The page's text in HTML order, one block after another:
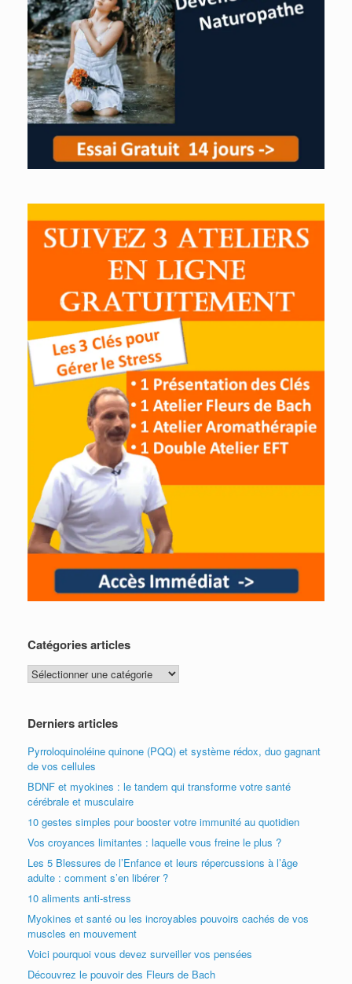
Catégories articles
Catégories
articles
Derniers articles
Pyrroloquinoléine quinone (PQQ) et système rédox, duo gagnant
de vos cellules
BDNF et myokines : le tandem qui transforme votre santé
cérébrale et musculaire
10 gestes simples pour booster votre immunité au quotidien
Vos croyances limitantes : laquelle vous freine le plus ?
Les 5 Blessures de l’Enfance et leurs répercussions à l’âge
adulte : comment s’en libérer ?
10 aliments anti-stress
Myokines et santé ou les incroyables pouvoirs cachés de vos
muscles en mouvement
Voici pourquoi vous devez surveiller vos pensées
Découvrez le pouvoir des Fleurs de Bach